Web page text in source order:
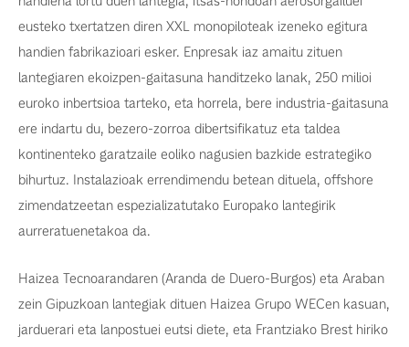
eusteko txertatzen diren XXL monopiloteak izeneko egitura
handien fabrikazioari esker. Enpresak iaz amaitu zituen
lantegiaren ekoizpen-gaitasuna handitzeko lanak, 250 milioi
euroko inbertsioa tarteko, eta horrela, bere industria-gaitasuna
ere indartu du, bezero-zorroa dibertsifikatuz eta taldea
kontinenteko garatzaile eoliko nagusien bazkide estrategiko
bihurtuz. Instalazioak errendimendu betean dituela, offshore
zimendatzeetan espezializatutako Europako lantegirik
aurreratuenetakoa da.
Haizea Tecnoarandaren (Aranda de Duero-Burgos) eta Araban
zein Gipuzkoan lantegiak dituen Haizea Grupo WECen kasuan,
jarduerari eta lanpostuei eutsi diete, eta Frantziako Brest hiriko